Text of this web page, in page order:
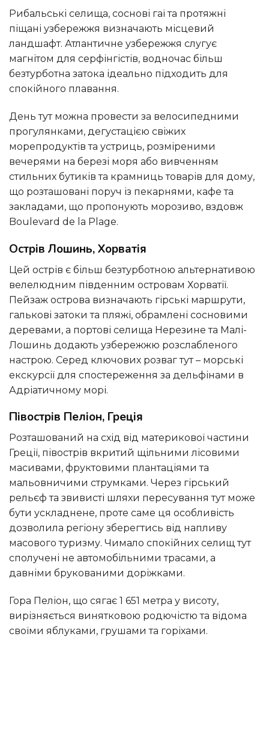
Рибальські селища, соснові гаї та протяжні
піщані узбережжя визначають місцевий
ландшафт. Атлантичне узбережжя слугує
магнітом для серфінгістів, водночас більш
безтурботна затока ідеально підходить для
спокійного плавання.
День тут можна провести за велосипедними
прогулянками, дегустацією свіжих
морепродуктів та устриць, розміреними
вечерями на березі моря або вивченням
стильних бутиків та крамниць товарів для дому,
що розташовані поруч із пекарнями, кафе та
закладами, що пропонують морозиво, вздовж
Boulevard de la Plage.
Острів Лошинь, Хорватія
Цей острів є більш безтурботною альтернативою
велелюдним південним островам Хорватії.
Пейзаж острова визначають гірські маршрути,
галькові затоки та пляжі, обрамлені сосновими
деревами, а портові селища Нерезине та Малі-
Лошинь додають узбережжю розслабленого
настрою. Серед ключових розваг тут – морські
екскурсії для спостереження за дельфінами в
Адріатичному морі.
Півострів Пеліон, Греція
Розташований на схід від материкової частини
Греції, півострів вкритий щільними лісовими
масивами, фруктовими плантаціями та
мальовничими струмками. Через гірський
рельєф та звивисті шляхи пересування тут може
бути ускладнене, проте саме ця особливість
дозволила регіону зберегтись від напливу
масового туризму. Чимало спокійних селищ тут
сполучені не автомобільними трасами, а
давніми брукованими доріжками.
Гора Пеліон, що сягає 1 651 метра у висоту,
вирізняється винятковою родючістю та відома
своїми яблуками, грушами та горіхами.